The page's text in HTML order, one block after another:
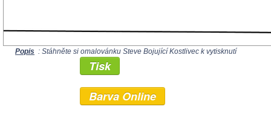
Popis : Stáhněte si omalovánku Steve Bojující Kostlivec k vytisknutí
Tisk
Barva Online